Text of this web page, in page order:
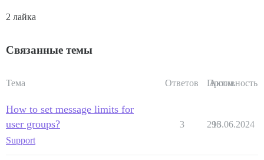
2 лайка
Связанные темы
Тема Ответов Просм.
Активность
How to set message limits for
user groups?
Support
3 296
13.06.2024